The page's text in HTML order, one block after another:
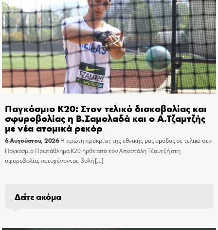
Παγκόσμιο Κ20: Στον τελικό δισκοβολίας και
σφυροβολίας η Β.Σαμολαδά και ο Α.Τζαμτζής
με νέα ατομικά ρεκόρ
6 Αυγούστου, 2026 Η πρώτη πρόκριση της εθνικής μας ομάδας σε τελικό στο
Παγκόσμιο Πρωτάθλημα Κ20 ήρθε από τον Αποστόλη Τζαμτζή στη
σφυροβολία, πετυχένοντας βολή[…]
Δείτε ακόμα